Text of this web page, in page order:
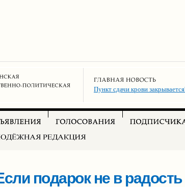
Пункт сдачи крови
подарок не в радость